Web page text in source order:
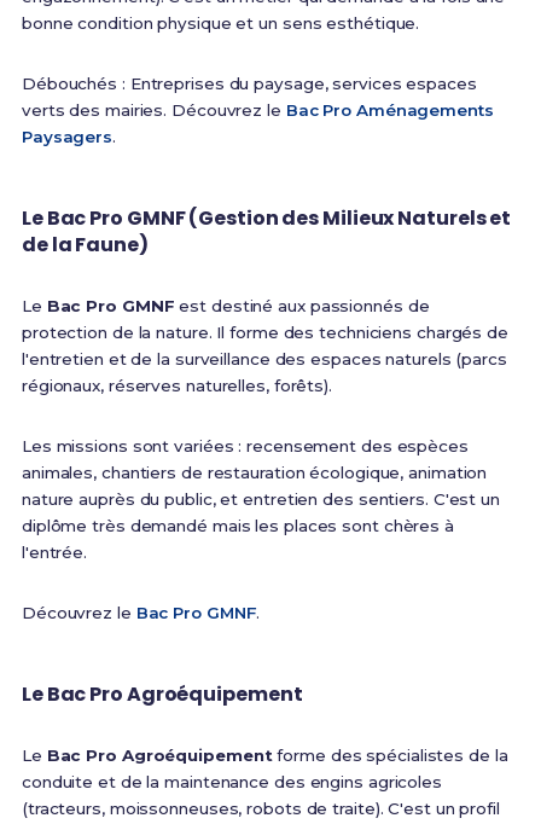
bonne condition physique et un sens esthétique.
Débouchés : Entreprises du paysage, services espaces
verts des mairies. Découvrez le Bac Pro Aménagements
Paysagers.
Le Bac Pro GMNF (Gestion des Milieux Naturels et
de la Faune)
Le Bac Pro GMNF est destiné aux passionnés de
protection de la nature. Il forme des techniciens chargés de
l'entretien et de la surveillance des espaces naturels (parcs
régionaux, réserves naturelles, forêts).
Les missions sont variées : recensement des espèces
animales, chantiers de restauration écologique, animation
nature auprès du public, et entretien des sentiers. C'est un
diplôme très demandé mais les places sont chères à
l'entrée.
Découvrez le Bac Pro GMNF.
Le Bac Pro Agroéquipement
Le Bac Pro Agroéquipement forme des spécialistes de la
conduite et de la maintenance des engins agricoles
(tracteurs, moissonneuses, robots de traite). C'est un profil